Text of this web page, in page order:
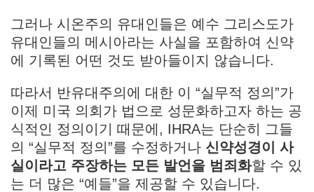
그러나 시온주의 유대인들은 예수 그리스도가
유대인들의 메시아라는 사실을 포함하여 신약
에 기록된 어떤 것도 받아들이지 않습니다.
따라서 반유대주의에 대한 이 “실무적 정의”가
이제 미국 의회가 법으로 성문화하고자 하는 공
식적인 정의이기 때문에, IHRA는 단순히 그들
의 “실무적 정의”를 수정하거나 신약성경이 사
실이라고 주장하는 모든 발언을 범죄화할 수 있
는 더 많은 “예들”을 제공할 수 있습니다.